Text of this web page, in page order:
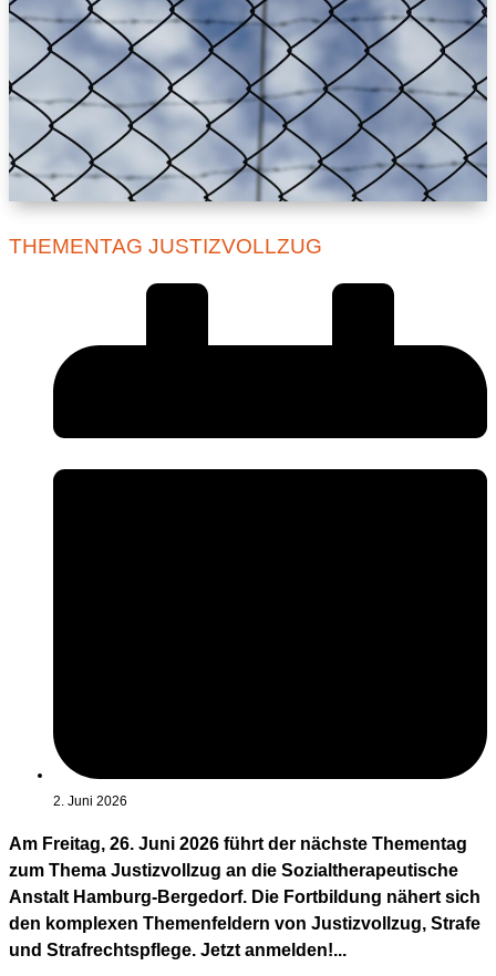
THEMENTAG JUSTIZVOLLZUG
2. Juni 2026
Am Freitag, 26. Juni 2026 führt der nächste Thementag
zum Thema Justizvollzug an die Sozialtherapeutische
Anstalt Hamburg-Bergedorf. Die Fortbildung nähert sich
den komplexen Themenfeldern von Justizvollzug, Strafe
und Strafrechtspflege. Jetzt anmelden!...